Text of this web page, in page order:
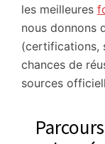
les meilleures
nous donnons
(certifications,
chances de
sources